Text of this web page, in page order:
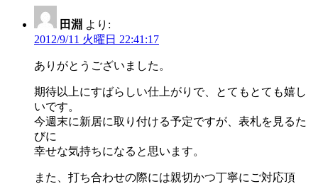
田淵 より:
2012/9/11 火曜日 22:41:17
ありがとうございました。
期待以上にすばらしい仕上がりで、とてもとても嬉し
いです。
今週末に新居に取り付ける予定ですが、表札を見るた
びに
幸せな気持ちになると思います。
また、打ち合わせの際には親切かつ丁寧にご対応頂